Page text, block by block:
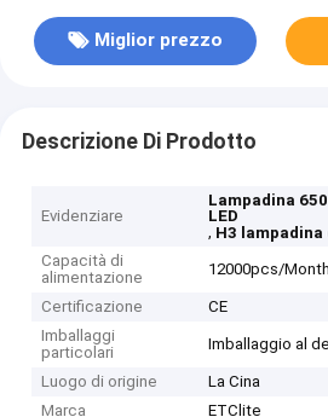
Miglior prezzo
Descrizione Di Prodotto
Evidenziare
Lampadina
LED
, H3 lampadina
Capacità di
alimentazione
12000pcs/Month
Certificazione
CE
Imballaggi
particolari
Imballaggio al
Luogo di origine
La Cina
Marca
ETClite